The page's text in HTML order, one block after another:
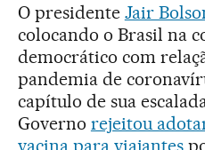
O presidente Jair
colocando o Brasil na
democrático com
pandemia de
capítulo de sua
Governo rejeitou
vacina para viajantes